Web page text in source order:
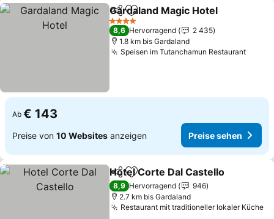
TeilenZu Favoriten hinzufügen
Gardaland Magic Hotel
4 Sterne
8,6 Hervorragend
2 435
1.8 km bis Gardaland
Speisen im Tutanchamun Restaurant
Ab € 143
Preise von 10 Websites anzeigen Preise sehen
TeilenZu Favoriten hinzufügen
Hotel Corte Dal Castello
8,9 Hervorragend
946
2.7 km bis Gardaland
Restaurant mit traditioneller lokaler Küche